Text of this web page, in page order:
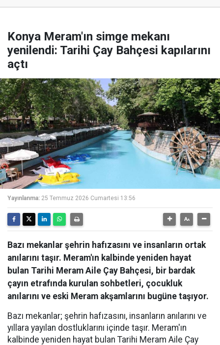
Konya Meram'ın simge mekanı
yenilendi: Tarihi Çay Bahçesi kapılarını
açtı
Yayınlanma: 25 Temmuz 2026 Cumartesi 13:56
Bazı mekanlar şehrin hafızasını ve insanların ortak
anılarını taşır. Meram'ın kalbinde yeniden hayat
bulan Tarihi Meram Aile Çay Bahçesi, bir bardak
çayın etrafında kurulan sohbetleri, çocukluk
anılarını ve eski Meram akşamlarını bugüne taşıyor.
Bazı mekanlar; şehrin hafızasını, insanların anılarını ve
yıllara yayılan dostluklarını içinde taşır. Meram'ın
kalbinde yeniden hayat bulan Tarihi Meram Aile Çay